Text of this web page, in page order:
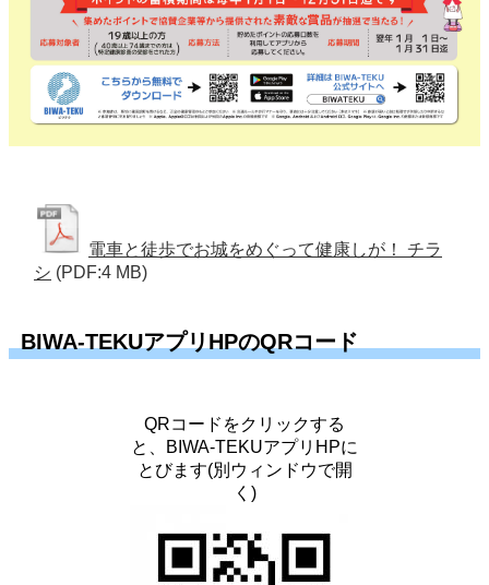
電車と徒歩でお城をめぐって健康しが！ チラ
シ (PDF:4 MB)
BIWA-TEKUアプリHPのQRコード
QRコードをクリックする
と、BIWA-TEKUアプリHPに
とびます(別ウィンドウで開
く)